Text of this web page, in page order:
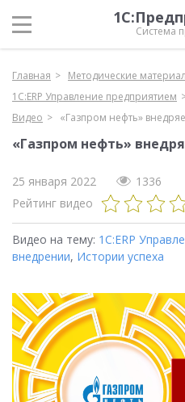
Система
Главная
Методические
1С:ERP Управление предприятием
Видео
«Газпром нефть»
«Газпром нефть»
25 января 2022
1336
Рейтинг видео
Видео на тему: 1С:ERP
внедрении, Истории успеха